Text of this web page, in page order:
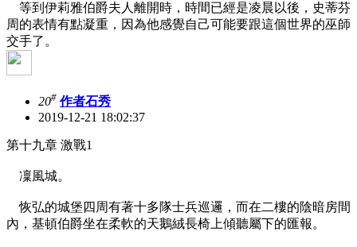
等到伊莉雅伯爵夫人離開時，時間已經是凌晨以後，史蒂芬
周的表情有點凝重，因為他感覺自己可能要跟這個世界的巫師
交手了。
20# 作者石秀
2019-12-21 18:02:37
第十九章 激戰1
凜風城。
恢弘的城堡四周有著十多隊士兵巡邏，而在二樓的陰暗房間
內，基頓伯爵坐在柔軟的天鵝絨長椅上傾聽屬下的匯報。